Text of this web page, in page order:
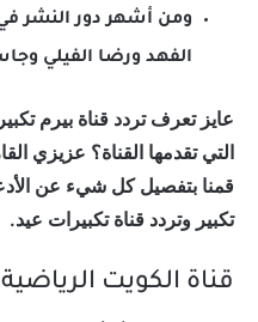
ومن أشهر دور النشر
الفهد ورضا الفيلي
عايز تعرف تردد قناة بيرم
التي تقدمها القناة؟ عزيزي
قمنا بتفصيل كل شيء عن
تكبير وتردد قناة تكبيرات عيد.
قناة الكويت الرياضية